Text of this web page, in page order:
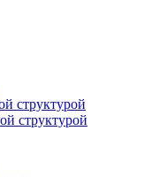
структурой
структурой